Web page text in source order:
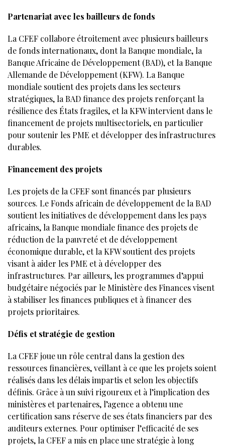
Partenariat avec les bailleurs de fonds
La CFEF collabore étroitement avec plusieurs bailleurs
de fonds internationaux, dont la Banque mondiale, la
Banque Africaine de Développement (BAD), et la Banque
Allemande de Développement (KFW). La Banque
mondiale soutient des projets dans les secteurs
stratégiques, la BAD finance des projets renforçant la
résilience des États fragiles, et la KFW intervient dans le
financement de projets multisectoriels, en particulier
pour soutenir les PME et développer des infrastructures
durables.
Financement des projets
Les projets de la CFEF sont financés par plusieurs
sources. Le Fonds africain de développement de la BAD
soutient les initiatives de développement dans les pays
africains, la Banque mondiale finance des projets de
réduction de la pauvreté et de développement
économique durable, et la KFW soutient des projets
visant à aider les PME et à développer des
infrastructures. Par ailleurs, les programmes d’appui
budgétaire négociés par le Ministère des Finances visent
à stabiliser les finances publiques et à financer des
projets prioritaires.
Défis et stratégie de gestion
La CFEF joue un rôle central dans la gestion des
ressources financières, veillant à ce que les projets soient
réalisés dans les délais impartis et selon les objectifs
définis. Grâce à un suivi rigoureux et à l’implication des
ministères et partenaires, l’agence a obtenu une
certification sans réserve de ses états financiers par des
auditeurs externes. Pour optimiser l’efficacité de ses
projets, la CFEF a mis en place une stratégie à long